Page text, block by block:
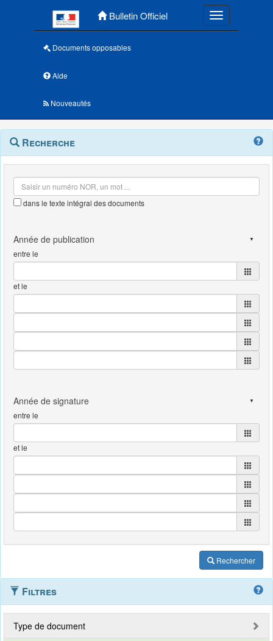
Bulletin Officiel Toggle
Documents opposables
Aide
Nouveautés
Navigation
outils
Menu
contextuel
Recherche
dans le texte intégral des documents
entre le
et le
entre le
et le
Rechercher
Filtres
Type de document